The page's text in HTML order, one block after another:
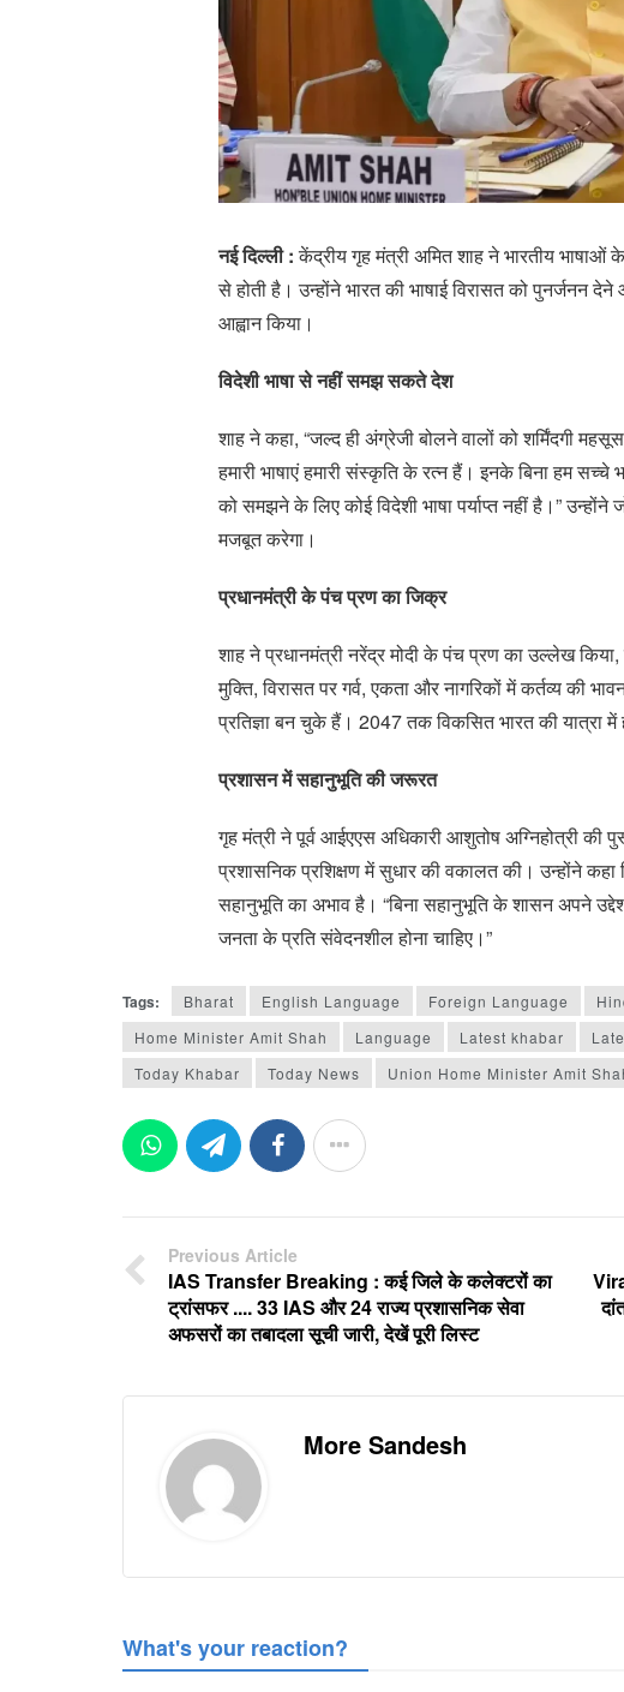
नई दिल्ली :केंद्रीय गृह मंत्री अमित शाह ने भारतीय भाषाओं
से होती है। उन्होंने भारत की भाषाई विरासत को पुनर्जनन
आह्वान किया।
विदेशी भाषा से नहीं समझ सकते देश
शाह ने कहा, “जल्द ही अंग्रेजी बोलने वालों को शर्मिंदगी
हमारी भाषाएं हमारी संस्कृति के रत्न हैं। इनके बिना हम
को समझने के लिए कोई विदेशी भाषा पर्याप्त नहीं है।” उन्होंने
मजबूत करेगा।
प्रधानमंत्री के पंच प्रण का जिक्र
शाह ने प्रधानमंत्री नरेंद्र मोदी के पंच प्रण का उल्लेख
मुक्ति, विरासत पर गर्व, एकता और नागरिकों में कर्तव्य की
प्रतिज्ञा बन चुके हैं। 2047 तक विकसित भारत की यात्रा में
प्रशासन में सहानुभूति की जरूरत
गृह मंत्री ने पूर्व आईएएस अधिकारी आशुतोष अग्निहोत्री
प्रशासनिक प्रशिक्षण में सुधार की वकालत की। उन्होंने कहा
सहानुभूति का अभाव है। “बिना सहानुभूति के शासन अपने
जनता के प्रति संवेदनशील होना चाहिए।”
Tags: Bharat English Language Foreign Language
Home Minister Amit Shah
Language Latest khabar
Today Khabar
Today News Union Home Minister Amit
Previous Article
IAS Transfer Breaking : कई जिले के कलेक्टरों का
ट्रांसफर .... 33 IAS और 24 राज्य प्रशासनिक सेवा
अफसरों का तबादला सूची जारी, देखें पूरी लिस्ट
More Sandesh
What's your reaction?